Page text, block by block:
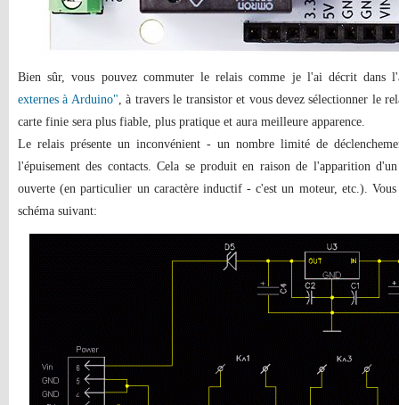
Bien sûr, vous pouvez commuter le relais comme je l'ai décrit dans
externes à Arduino", à travers le transistor et vous devez sélectionner le
carte finie sera plus fiable, plus pratique et aura meilleure apparence.
Le relais présente un inconvénient - un nombre limité de
l'épuisement des contacts. Cela se produit en raison de l'apparition
ouverte (en particulier un caractère inductif - c'est un moteur, etc.).
schéma suivant: